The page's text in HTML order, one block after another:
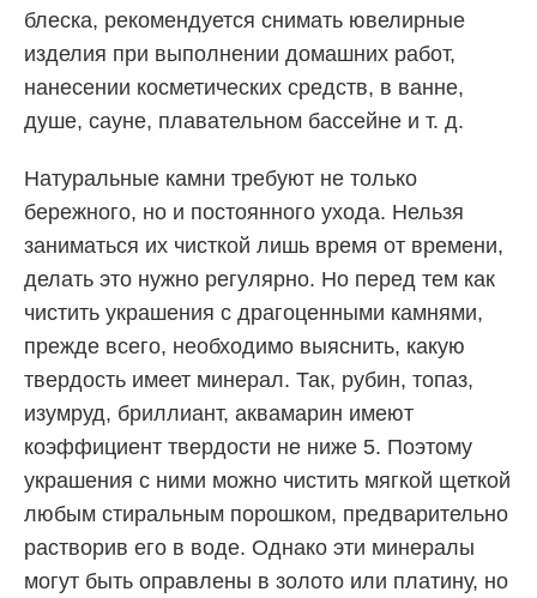
блеска, рекомендуется снимать ювелирные
изделия при выполнении домашних работ,
нанесении косметических средств, в ванне,
душе, сауне, плавательном бассейне и т. д.
Натуральные камни требуют не только
бережного, но и постоянного ухода. Нельзя
заниматься их чисткой лишь время от времени,
делать это нужно регулярно. Но перед тем как
чистить украшения с драгоценными камнями,
прежде всего, необходимо выяснить, какую
твердость имеет минерал. Так, рубин, топаз,
изумруд, бриллиант, аквамарин имеют
коэффициент твердости не ниже 5. Поэтому
украшения с ними можно чистить мягкой щеткой
любым стиральным порошком, предварительно
растворив его в воде. Однако эти минералы
могут быть оправлены в золото или платину, но